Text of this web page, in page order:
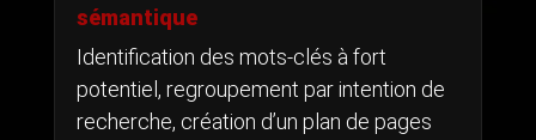
sémantique
Identification des mots-clés à fort
potentiel, regroupement par intention de
recherche, création d’un plan de pages